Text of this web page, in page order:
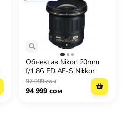
Объектив Nikon 20mm
f/1.8G ED AF-S Nikkor
97 999 сом
94 999 сом